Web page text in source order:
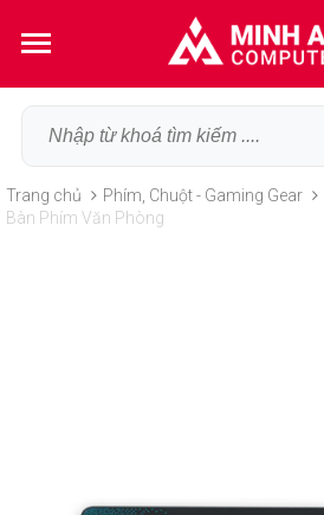
Trang chủ Phím, Chuột - Gaming Gear
Bàn Phím Văn Phòng